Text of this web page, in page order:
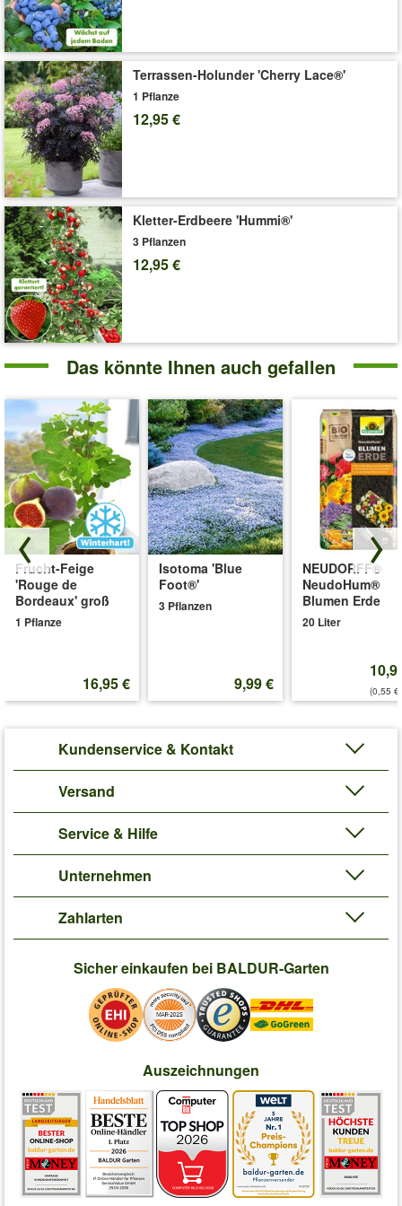
'Kiwi Solissimo'
Pflege-Tipps
Terrassen-Holunder 'Cherry Lace®'
1 Pflanze
12,95 €
Kletter-Erdbeere 'Hummi®'
3 Pflanzen
12,95 €
Das könnte Ihnen auch gefallen
Frucht-Feige
'Rouge de
Bordeaux' groß
1 Pflanze
16,95 €
Isotoma 'Blue
Foot®'
3 Pflanzen
9,99 €
NEUDORFF®
NeudoHum®
Blumen Erde
20 Liter
(0,55
Kundenservice & Kontakt
Versand
Service & Hilfe
Unternehmen
Zahlarten
Sicher einkaufen bei BALDUR-Garten
Auszeichnungen